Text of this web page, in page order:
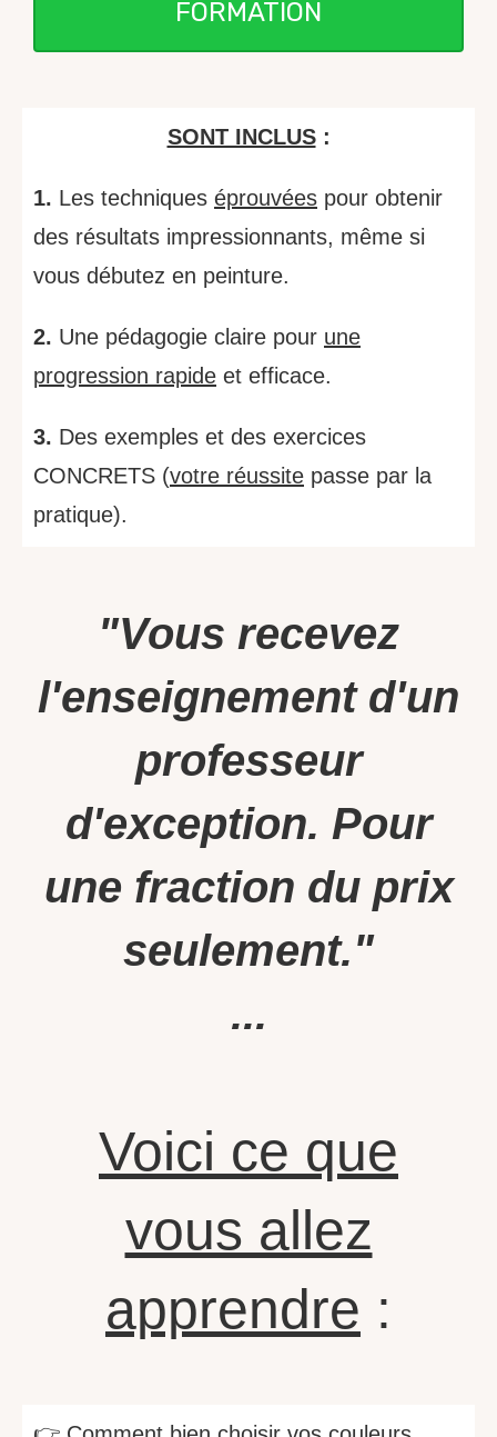
FORMATION
SONT INCLUS:
1. Les techniques éprouvées pour obtenir
des résultats impressionnants, même si
vous débutez en peinture.
2. Une pédagogie claire pour une
progression rapide et efficace.
3. Des exemples et des exercices
CONCRETS (votre réussite passe par la
pratique).
"Vous recevez
l'enseignement d'un
professeur
d'exception. Pour
une fraction du prix
seulement."
...
Voici ce que
vous allez
apprendre :